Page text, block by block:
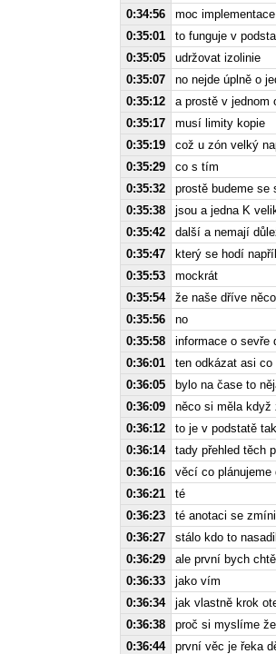
0:34:56
moc
0:35:01
to funguje v
0:35:05
udržovat izolinie
0:35:07
no nejde úplně o
0:35:12
a prostě v jednom
0:35:17
musí limity kopie
0:35:19
což u zón velký
0:35:29
co s tím
0:35:32
prostě budeme se
0:35:38
jsou a jedna K
0:35:42
další a nemají
0:35:47
který se hodí
0:35:53
mockrát
0:35:54
že naše dříve
0:35:56
no
0:35:58
informace o sevře
0:36:01
ten odkázat asi
0:36:05
bylo na čase to
0:36:09
něco si měla když
0:36:12
to je v podstatě
0:36:14
tady přehled těch
0:36:16
věcí co plánujeme
0:36:21
té
0:36:23
té anotaci se
0:36:27
stálo kdo to nasadil
0:36:29
ale první bych
0:36:33
jako vím
0:36:34
jak vlastně krok
0:36:38
proč si myslíme
0:36:44
první věc je řeka